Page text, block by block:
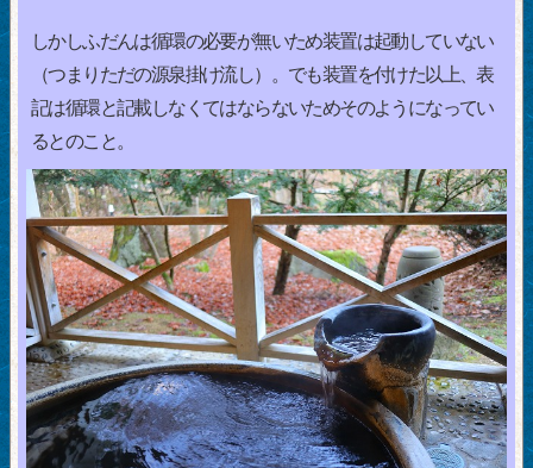
しかしふだんは循環の必要が無いため装置は起動していない
（つまりただの源泉掛け流し）。でも装置を付けた以上、表
記は循環と記載しなくてはならないためそのようになってい
るとのこと。